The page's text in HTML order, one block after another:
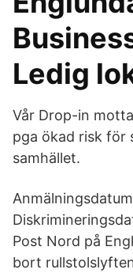
Ledig
Vår Drop-in
pga ökad risk för
samhället.
Post Nord på
bort